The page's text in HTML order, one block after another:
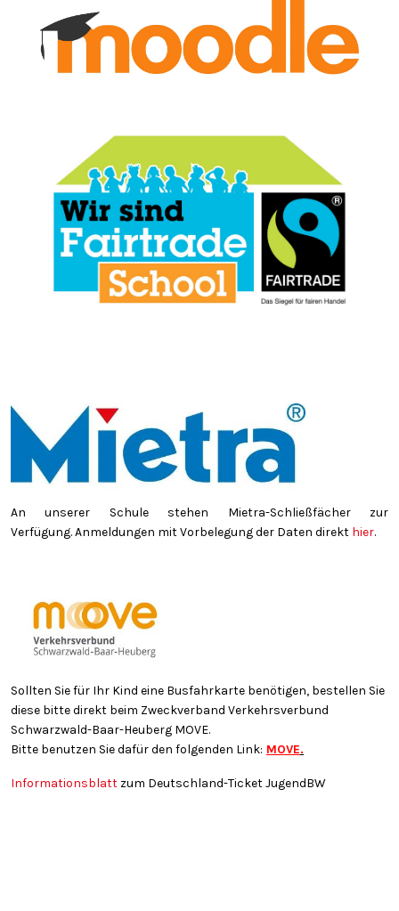
An unserer Schule stehen Mietra-Schließfächer zur
Verfügung. Anmeldungen mit Vorbelegung der Daten direkt hier.
Sollten Sie für Ihr Kind eine Busfahrkarte benötigen, bestellen Sie
diese bitte direkt beim Zweckverband Verkehrsverbund
Schwarzwald-Baar-Heuberg MOVE.
Bitte benutzen Sie dafür den folgenden Link: MOVE.
Informationsblatt zum Deutschland-Ticket JugendBW